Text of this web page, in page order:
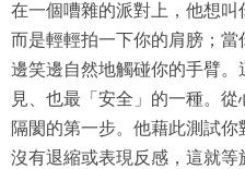
在一個嘈雜的派對上，他想叫
而是輕輕拍一下你的肩膀；
邊笑邊自然地觸碰你的手臂
見、也最「安全」的一種。
隔閡的第一步。他藉此測試
沒有退縮或表現反感，這就